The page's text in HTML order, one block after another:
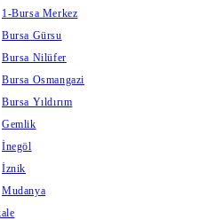
1-Bursa Merkez
Bursa Gürsu
Bursa Nilüfer
Bursa Osmangazi
Bursa Yıldırım
Gemlik
İnegöl
İznik
Mudanya